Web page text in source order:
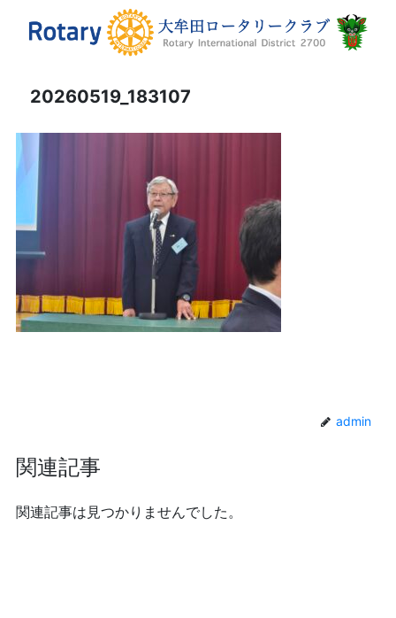
20260519_183107
admin
関連記事
関連記事は見つかりませんでした。